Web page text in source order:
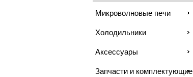
Микроволновые печи
Холодильники
Аксессуары
Запчасти и комплектующие